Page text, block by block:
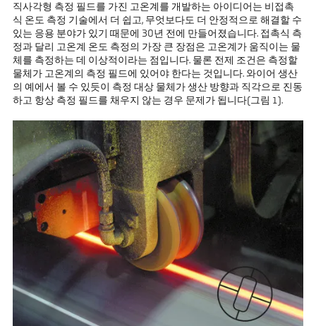
직사각형 측정 필드를 가진 고온계를 개발하는 아이디어는 비접촉
식 온도 측정 기술에서 더 쉽고, 무엇보다도 더 안정적으로 해결할 수
있는 응용 분야가 있기 때문에 30년 전에 만들어졌습니다. 접촉식 측
정과 달리 고온계 온도 측정의 가장 큰 장점은 고온계가 움직이는 물
체를 측정하는 데 이상적이라는 점입니다. 물론 전제 조건은 측정할
물체가 고온계의 측정 필드에 있어야 한다는 것입니다. 와이어 생산
의 예에서 볼 수 있듯이 측정 대상 물체가 생산 방향과 직각으로 진동
하고 항상 측정 필드를 채우지 않는 경우 문제가 됩니다(그림 1).